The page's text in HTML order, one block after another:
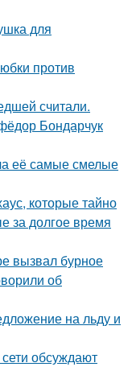
для
против
считали.
Бондарчук
её самые смелые
которые тайно
за долгое время
вызвал бурное
об
на льду и
обсуждают